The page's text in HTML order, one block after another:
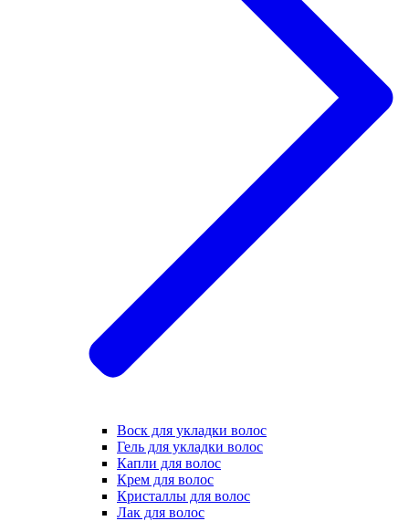
Воск для укладки волос
Гель для укладки волос
Капли для волос
Крем для волос
Кристаллы для волос
Лак для волос